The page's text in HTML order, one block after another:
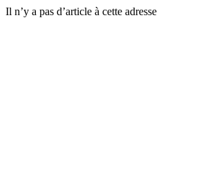
Il n’y a pas d’article à cette adresse